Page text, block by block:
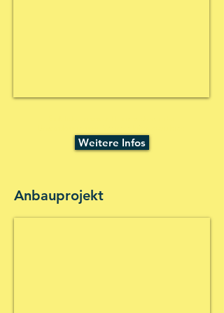
Weitere Infos
Anbauprojekt